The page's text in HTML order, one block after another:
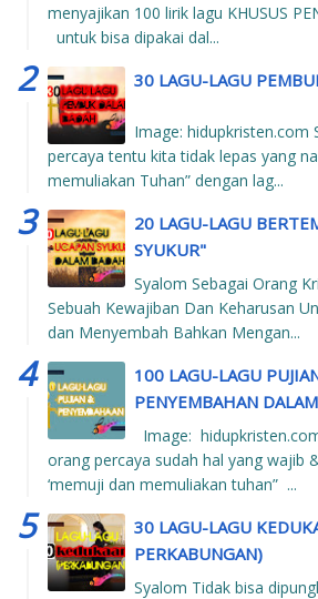
menyajikan 100 lirik lagu KHUSUS
untuk bisa dipakai dal...
30 LAGU-LAGU
Image: hidupkristen.com
percaya tentu kita tidak lepas yang
memuliakan Tuhan” dengan lag...
20 LAGU-LAGU
SYUKUR"
Syalom Sebagai Orang
Sebuah Kewajiban Dan Keharusan
dan Menyembah Bahkan Mengan...
100 LAGU-LAGU
PENYEMBAHAN
Image:
orang percaya sudah hal yang wajib
‘memuji dan memuliakan tuhan” ...
30 LAGU-LAGU
PERKABUNGAN)
Syalom Tidak bisa